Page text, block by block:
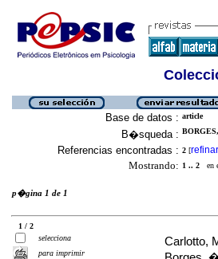
Base de datos : article
B�squeda :
Referencias encontradas : 2 [refinar
Mostrando: 1 .. 2 en
p�gina 1 de 1
1 / 2
selecciona
para imprimir
Carlotto,